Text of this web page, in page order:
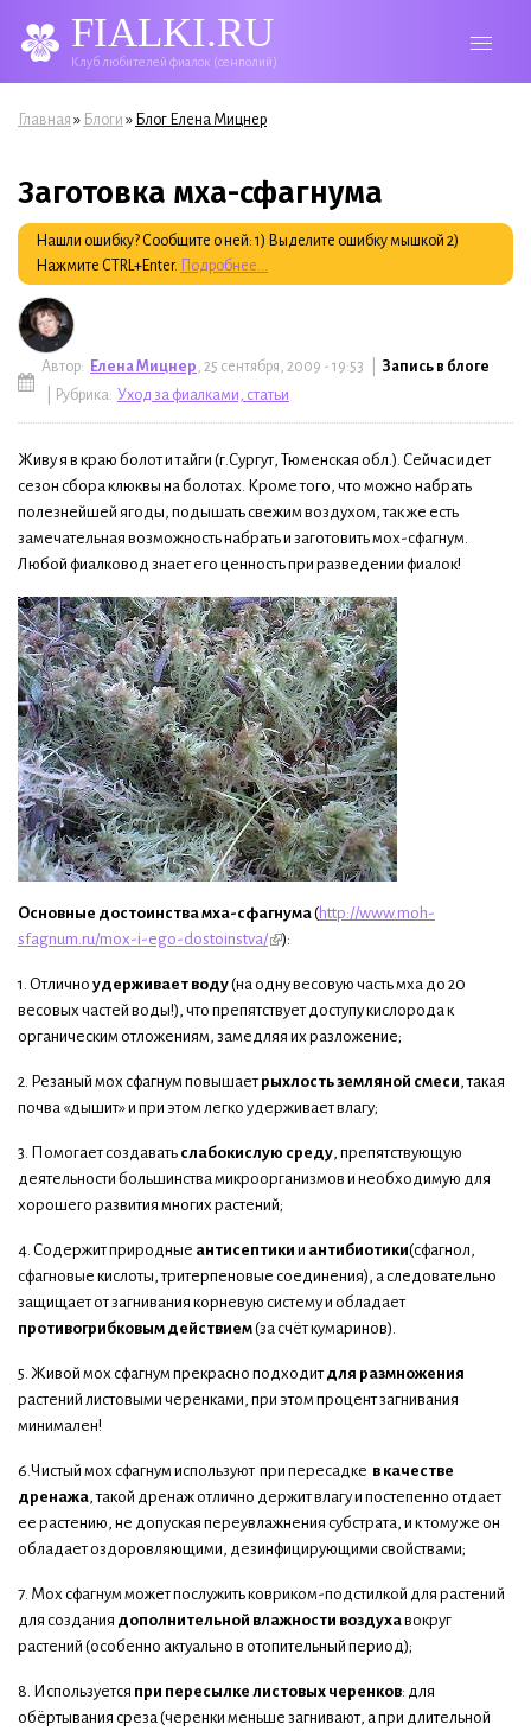
FIALKI.RU
Клуб любителей фиалок (сенполий)
Вы здесь
Главная » Блоги » Блог Елена Мицнер
Заготовка мха-сфагнума
Нашли ошибку? Сообщите о ней: 1) Выделите ошибку мышкой 2)
Нажмите CTRL+Enter. Подробнее...
Автор: Елена Мицнер, 25 сентября, 2009 - 19:53 | Запись в блоге
| Рубрика: Уход за фиалками, статьи
Живу я в краю болот и тайги (г.Сургут, Тюменская обл.). Сейчас идет
сезон сбора клюквы на болотах. Кроме того, что можно набрать
полезнейшей ягоды, подышать свежим воздухом, так же есть
замечательная возможность набрать и заготовить мох-сфагнум.
Любой фиалковод знает его ценность при разведении фиалок!
Основные достоинства мха-сфагнума(http://www.moh-
sfagnum.ru/mox-i-ego-dostoinstva/
):
1. Отлично удерживает воду(на одну весовую часть мха до 20
весовых частей воды!), что препятствует доступу кислорода к
органическим отложениям, замедляя их разложение;
2. Резаный мох сфагнум повышаетрыхлость земляной смеси , такая
почва «дышит» и при этом легко удерживает влагу;
3. Помогает создавать слабокислую среду, препятствующую
деятельности большинства микроорганизмов и необходимую для
хорошего развития многих растений;
4. Содержит природные антисептики и антибиотики(сфагнол,
сфагновые кислоты, тритерпеновые соединения), а следовательно
защищает от загнивания корневую систему и обладает
противогрибковым действием(за счёт кумаринов).
5. Живой мох сфагнум прекрасно подходитдля размножения
растений листовыми черенками, при этом процент загнивания
минимален!
6.Чистый мох сфагнум используют при пересадке в качестве
дренажа, такой дренаж отлично держит влагу и постепенно отдает
ее растению, не допуская переувлажнения субстрата, и к тому же он
обладает оздоровляющими, дезинфицирующими свойствами;
7. Мох сфагнум может послужить ковриком-подстилкой для растений
для создания дополнительной влажности воздухавокруг
растений (особенно актуально в отопительный период);
8. Используется при пересылке листовых черенков: для
обёртывания среза (черенки меньше загнивают, а при длительной